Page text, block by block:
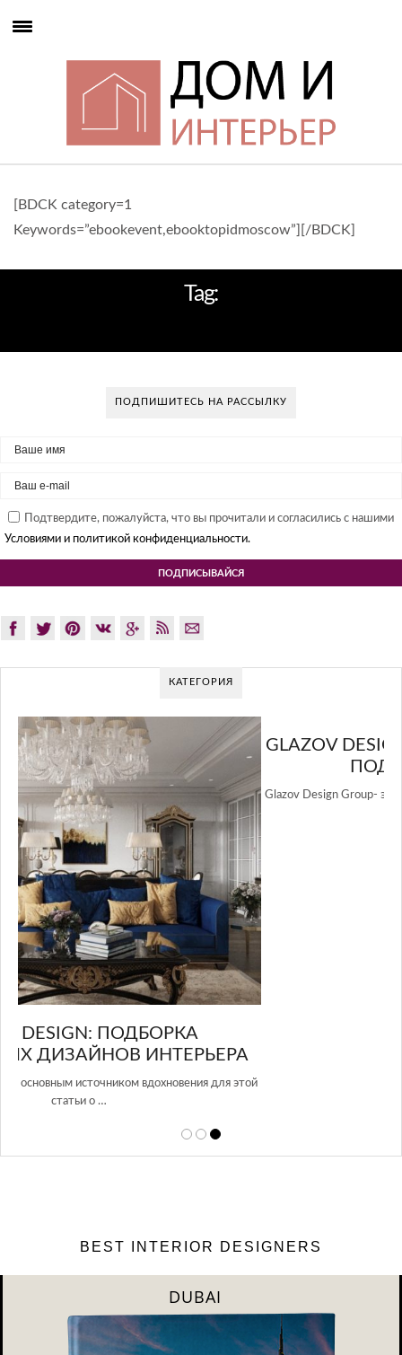
[BDCK category=1
Keywords=”ebookevent,ebooktopidmoscow”][/BDCK]
Tag:
ПОДПИШИТЕСЬ НА РАССЫЛКУ
Подтвердите, пожалуйста, что вы прочитали и согласились с нашими
Условиями и политикой конфиденциальности.
КАТЕГОРИЯ
GLAZOV DESIGN GROUP – УНИКАЛЬНЫЙ
ПОДХОД К ДИЗАЙНУ
Glazov Design Group- это одна из лучших студий дизайна интерьера
BEST INTERIOR DESIGNERS
DUBAI